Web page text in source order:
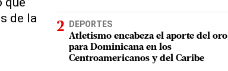
de la
DEPORTES
Atletismo encabeza el aporte del oro
para Dominicana en los
Centroamericanos y del Caribe